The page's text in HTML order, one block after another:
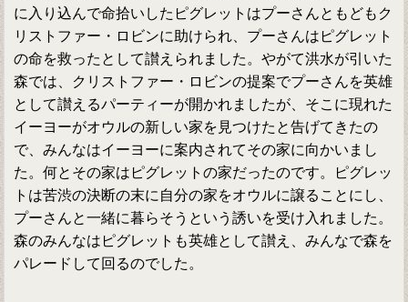
に入り込んで命拾いしたピグレットはプーさんともどもク
リストファー・ロビンに助けられ、プーさんはピグレット
の命を救ったとして讃えられました。やがて洪水が引いた
森では、クリストファー・ロビンの提案でプーさんを英雄
として讃えるパーティーが開かれましたが、そこに現れた
イーヨーがオウルの新しい家を見つけたと告げてきたの
で、みんなはイーヨーに案内されてその家に向かいまし
た。何とその家はピグレットの家だったのです。ピグレッ
トは苦渋の決断の末に自分の家をオウルに譲ることにし、
プーさんと一緒に暮らそうという誘いを受け入れました。
森のみんなはピグレットも英雄として讃え、みんなで森を
パレードして回るのでした。